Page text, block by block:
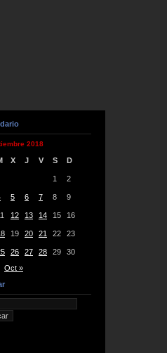
2018
X J V S D
1 2
5 6 7 8 9
12 13 14 15 16
19 20 21 22 23
26 27 28 29
30
Oct »